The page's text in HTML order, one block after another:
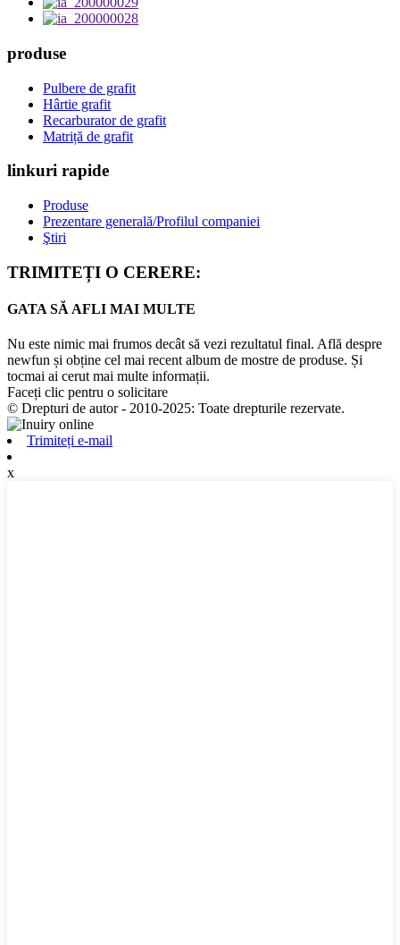
produse
Pulbere de grafit
Hârtie grafit
Recarburator de grafit
Matriță de grafit
linkuri rapide
Produse
Prezentare generală/Profilul companiei
Ştiri
TRIMITEȚI O CERERE:
GATA SĂ AFLI MAI MULTE
Nu este nimic mai frumos decât să vezi rezultatul final. Află despre
newfun și obține cel mai recent album de mostre de produse. Și
tocmai ai cerut mai multe informații.
Faceți clic pentru o solicitare
© Drepturi de autor - 2010-2025: Toate drepturile rezervate.
Trimiteți e-mail
x